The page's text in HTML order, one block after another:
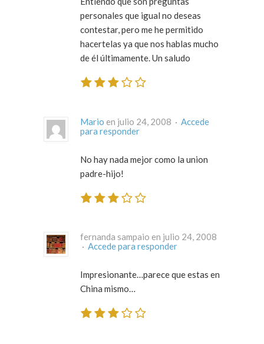
personales que igual no deseas
contestar, pero me he permitido
hacertelas ya que nos hablas mucho
de él últimamente. Un saludo
Mario en julio 24, 2008 · Accede
para responder
No hay nada mejor como la union
padre-hijo!
fernanda sampaio en julio 24, 2008
· Accede para responder
Impresionante…parece que estas en
China mismo…